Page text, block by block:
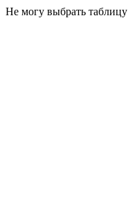
Не могу выбрать таблицу